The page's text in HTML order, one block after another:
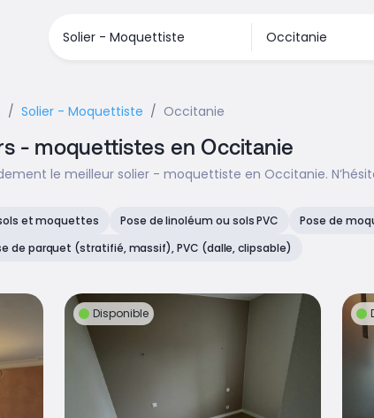
Solier - Moquettiste Occitanie
- moquettistes en Occitanie
le meilleur solier - moquettiste en Occitanie.
et moquettes Pose de linoléum ou sols PVC Pose de
de parquet (stratifié, massif), PVC (dalle, clipsable)
Disponible